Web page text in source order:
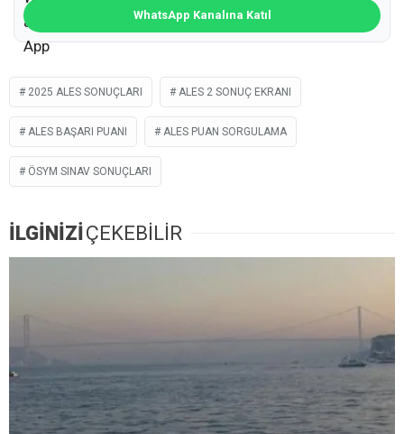
WhatsApp Kanalına Katıl
2025 ALES SONUÇLARI ALES 2 SONUÇ EKRANI
ALES BAŞARI PUANI ALES PUAN SORGULAMA
ÖSYM SINAV SONUÇLARI
İLGİNİZİ ÇEKEBİLİR